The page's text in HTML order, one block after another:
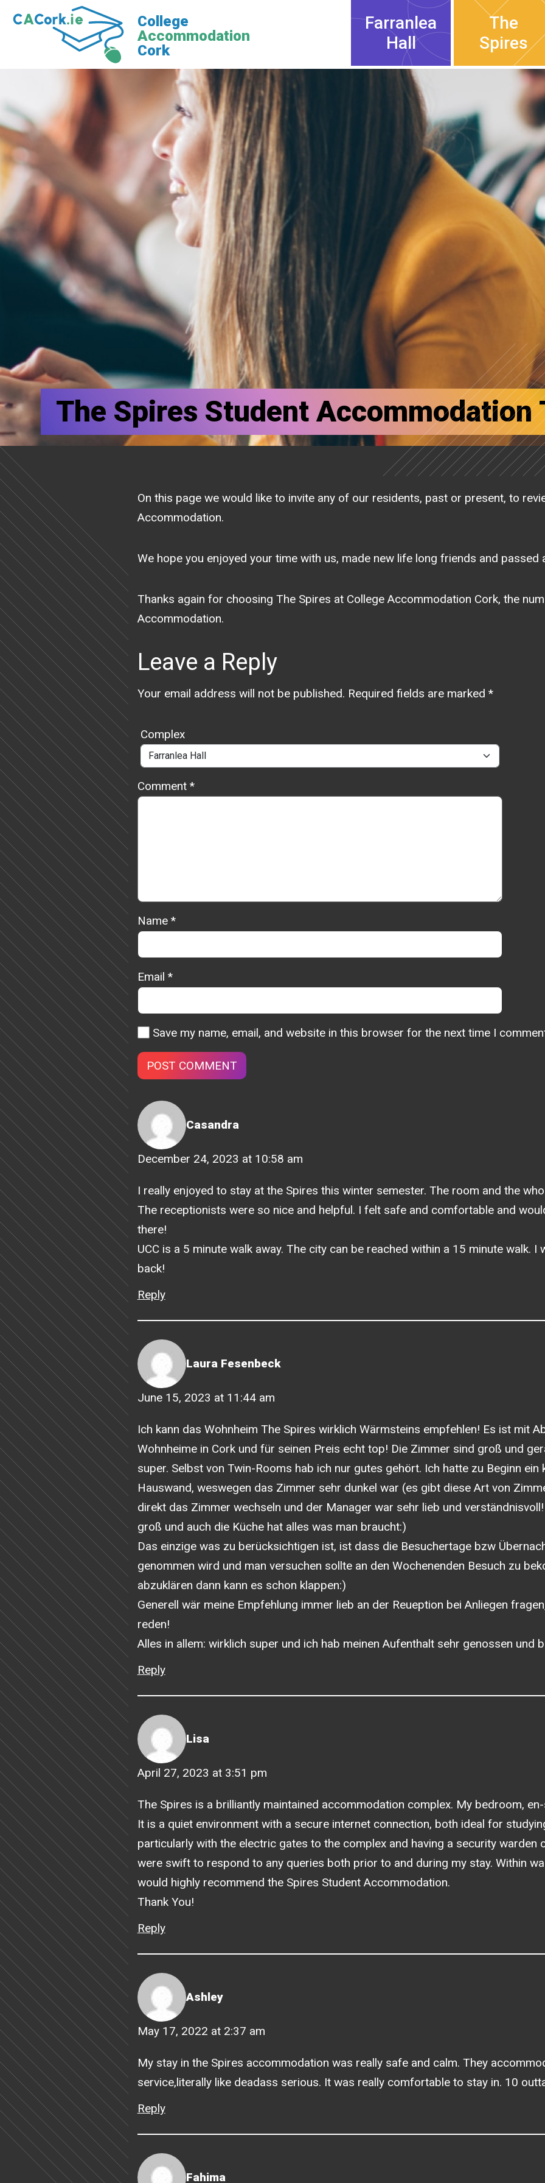
College
Accommodation
Cork
Farranlea
Hall
The
Spires
The Spires Student Accommodation
On this page we would like to invite any of our residents, past or present, to
Accommodation.
We hope you enjoyed your time with us, made new life long friends and passed
Thanks again for choosing The Spires at College Accommodation Cork, the
Accommodation.
Leave a Reply
Your email address will not be published. Required fields are marked *
Comment *
Name *
Email *
Save my name, email, and website in this browser for the next time I
Complex
Casandra
December 24, 2023 at 10:58 am
I really enjoyed to stay at the Spires this winter semester. The room and the
The receptionists were so nice and helpful. I felt safe and comfortable and
there!
UCC is a 5 minute walk away. The city can be reached within a 15 minute walk.
back!
Reply
Laura Fesenbeck
June 15, 2023 at 11:44 am
Ich kann das Wohnheim The Spires wirklich Wärmsteins empfehlen! Es ist mit
Wohnheime in Cork und für seinen Preis echt top! Die Zimmer sind groß und
super. Selbst von Twin-Rooms hab ich nur gutes gehört. Ich hatte zu Beginn
Hauswand, weswegen das Zimmer sehr dunkel war (es gibt diese Art von
direkt das Zimmer wechseln und der Manager war sehr lieb und
groß und auch die Küche hat alles was man braucht:)
Das einzige was zu berücksichtigen ist, ist dass die Besuchertage bzw
genommen wird und man versuchen sollte an den Wochenenden Besuch zu
abzuklären dann kann es schon klappen:)
Generell wär meine Empfehlung immer lieb an der Reueption bei Anliegen
reden!
Alles in allem: wirklich super und ich hab meinen Aufenthalt sehr genossen und
Reply
Lisa
April 27, 2023 at 3:51 pm
The Spires is a brilliantly maintained accommodation complex. My bedroom,
It is a quiet environment with a secure internet connection, both ideal for
particularly with the electric gates to the complex and having a security warden
were swift to respond to any queries both prior to and during my stay. Within
would highly recommend the Spires Student Accommodation.
Thank You!
Reply
Ashley
May 17, 2022 at 2:37 am
My stay in the Spires accommodation was really safe and calm. They
service,literally like deadass serious. It was really comfortable to stay in. 10
Reply
Fahima